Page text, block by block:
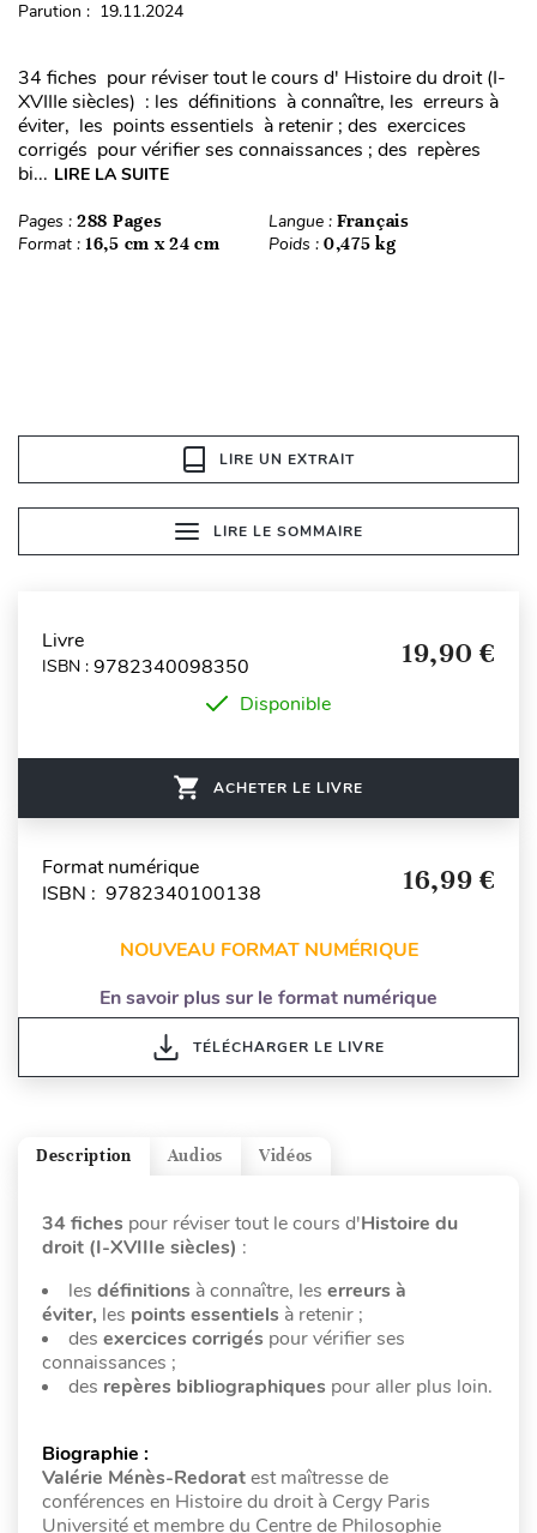
Parution : 19.11.2024
34 fiches pour réviser tout le cours d' Histoire du droit (I-
XVIIIe siècles) : les définitions à connaître, les erreurs à
éviter, les points essentiels à retenir ; des exercices
corrigés pour vérifier ses connaissances ; des repères
bi... LIRE LA SUITE
Pages : 288 Pages Langue : Français
Format : 16,5 cm x 24 cm Poids : 0,475 kg
LIRE UN EXTRAIT
LIRE LE SOMMAIRE
Livre
ISBN : 9782340098350 19,90 €
Disponible
ACHETER LE LIVRE
Format numérique
ISBN : 9782340100138
16,99 €
NOUVEAU FORMAT NUMÉRIQUE
En savoir plus sur le format numérique
TÉLÉCHARGER LE LIVRE
Vidéos
Audios
Description
34 fiches pour réviser tout le cours d'Histoire du
droit (I-XVIIIe siècles) :
les définitions à connaître, les erreurs à
éviter, les points essentiels à retenir ;
des exercices corrigés pour vérifier ses
connaissances ;
des repères bibliographiques pour aller plus loin.
Biographie :
Valérie Ménès-Redoratest maîtresse de
conférences en Histoire du droit à Cergy Paris
Université et membre du Centre de Philosophie